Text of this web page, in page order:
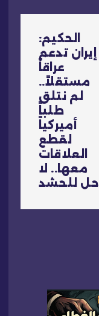
الحكيم:
إيران تدعم
عراقاً
مستقلاً..
لم نتلق
طلباً
أميركياً
لقطع
العلاقات
معها.. لا
حل للحشد